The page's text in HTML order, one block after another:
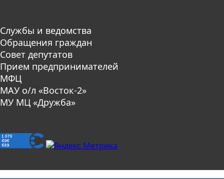
Службы и ведомства
Обращения граждан
Совет депутатов
Прием предпринимателей
МФЦ
МАУ о/л «Восток-2»
МУ МЦ «Дружба»